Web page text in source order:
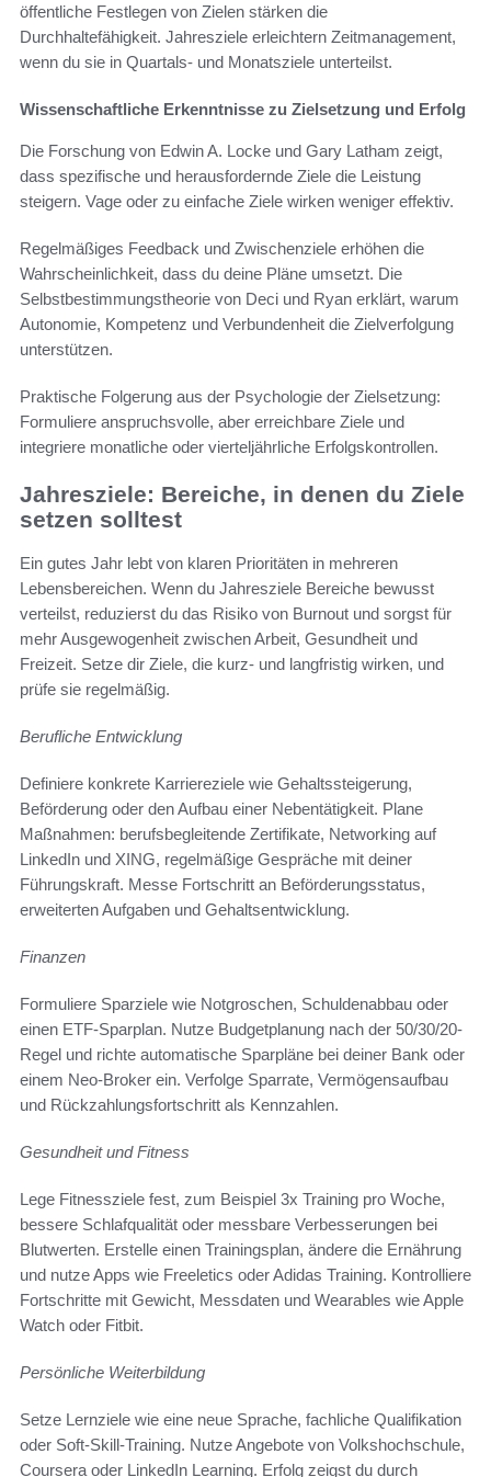
öffentliche Festlegen von Zielen stärken die
Durchhaltefähigkeit. Jahresziele erleichtern Zeitmanagement,
wenn du sie in Quartals- und Monatsziele unterteilst.
Wissenschaftliche Erkenntnisse zu Zielsetzung und Erfolg
Die Forschung von Edwin A. Locke und Gary Latham zeigt,
dass spezifische und herausfordernde Ziele die Leistung
steigern. Vage oder zu einfache Ziele wirken weniger effektiv.
Regelmäßiges Feedback und Zwischenziele erhöhen die
Wahrscheinlichkeit, dass du deine Pläne umsetzt. Die
Selbstbestimmungstheorie von Deci und Ryan erklärt, warum
Autonomie, Kompetenz und Verbundenheit die Zielverfolgung
unterstützen.
Praktische Folgerung aus der Psychologie der Zielsetzung:
Formuliere anspruchsvolle, aber erreichbare Ziele und
integriere monatliche oder vierteljährliche Erfolgskontrollen.
Jahresziele: Bereiche, in denen du Ziele
setzen solltest
Ein gutes Jahr lebt von klaren Prioritäten in mehreren
Lebensbereichen. Wenn du Jahresziele Bereiche bewusst
verteilst, reduzierst du das Risiko von Burnout und sorgst für
mehr Ausgewogenheit zwischen Arbeit, Gesundheit und
Freizeit. Setze dir Ziele, die kurz- und langfristig wirken, und
prüfe sie regelmäßig.
Berufliche Entwicklung
Definiere konkrete Karriereziele wie Gehaltssteigerung,
Beförderung oder den Aufbau einer Nebentätigkeit. Plane
Maßnahmen: berufsbegleitende Zertifikate, Networking auf
LinkedIn und XING, regelmäßige Gespräche mit deiner
Führungskraft. Messe Fortschritt an Beförderungsstatus,
erweiterten Aufgaben und Gehaltsentwicklung.
Finanzen
Formuliere Sparziele wie Notgroschen, Schuldenabbau oder
einen ETF-Sparplan. Nutze Budgetplanung nach der 50/30/20-
Regel und richte automatische Sparpläne bei deiner Bank oder
einem Neo-Broker ein. Verfolge Sparrate, Vermögensaufbau
und Rückzahlungsfortschritt als Kennzahlen.
Gesundheit und Fitness
Lege Fitnessziele fest, zum Beispiel 3x Training pro Woche,
bessere Schlafqualität oder messbare Verbesserungen bei
Blutwerten. Erstelle einen Trainingsplan, ändere die Ernährung
und nutze Apps wie Freeletics oder Adidas Training. Kontrolliere
Fortschritte mit Gewicht, Messdaten und Wearables wie Apple
Watch oder Fitbit.
Persönliche Weiterbildung
Setze Lernziele wie eine neue Sprache, fachliche Qualifikation
oder Soft-Skill-Training. Nutze Angebote von Volkshochschule,
Coursera oder LinkedIn Learning. Erfolg zeigst du durch